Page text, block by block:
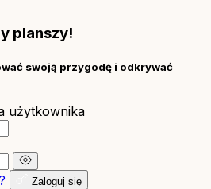
planszy!
swoją przygodę i odkrywać
użytkownika
Zaloguj się